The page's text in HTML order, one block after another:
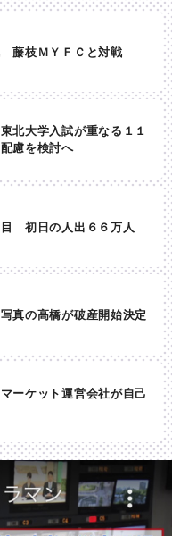
藤枝ＭＹＦＣと対戦
北大学入試が重なる１１
慮を検討へ
目 初日の人出６６万人
真の高橋が破産開始決定
ーケット運営会社が自己